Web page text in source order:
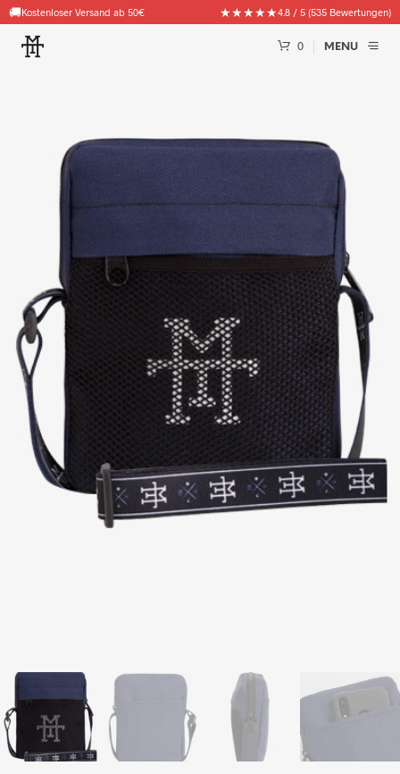
🚚Kostenloser Versand ab 50€ ★★★★★4.8 / 5 (535 Bewertungen)
0 MENU